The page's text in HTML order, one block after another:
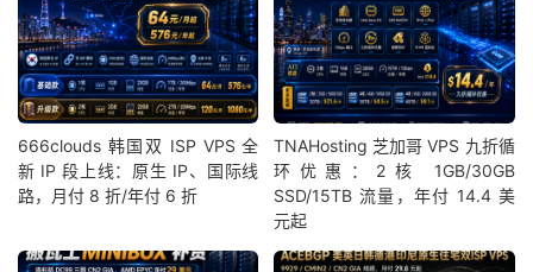
666clouds 韩国双 ISP VPS 全
新 IP 段上线：原生 IP、国际线
路，月付 8 折/年付 6 折
TNAHosting 芝加哥 VPS 九折循
环优惠：2核 1GB/30GB
SSD/15TB 流量，年付 14.4 美
元起